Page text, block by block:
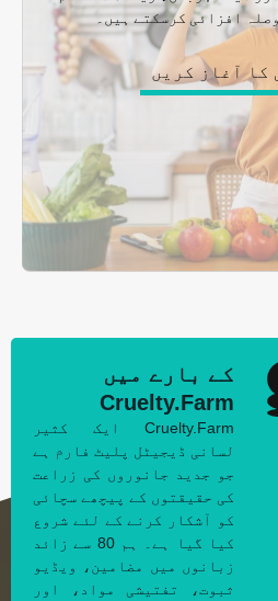
افزائی کرسکتے ہیں۔
کا آغاز کریں
کے بارے میں
Cruelty.Farm
Cruelty.Farm ایک کثیر
لسانی ڈیجیٹل پلیٹ فارم ہے
جو جدید جانوروں کی زراعت
کی حقیقتوں کے پیچھے سچائی
کو آشکار کرنے کے لئے شروع
کیا گیا ہے۔ ہم 80 سے زائد
زبانوں میں مضامین، ویڈیو
ثبوت، تفتیشی مواد، اور